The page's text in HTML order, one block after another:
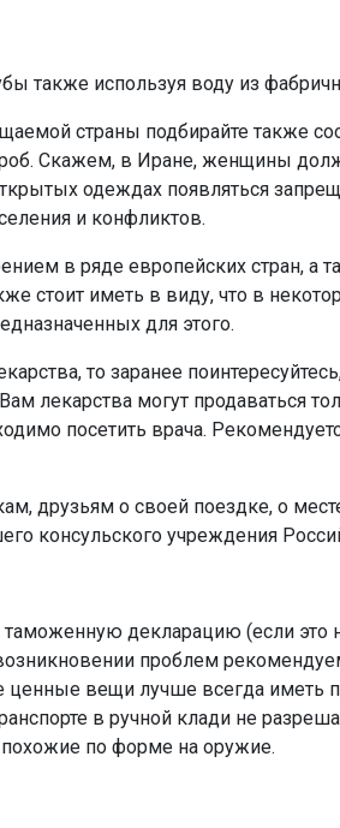
также используя воду из
страны подбирайте также
Скажем, в Иране, женщины
одеждах появляться
и конфликтов.
в ряде европейских стран,
стоит иметь в виду, что в
для этого.
то заранее
лекарства могут продаваться
посетить врача.
друзьям о своей поездке, о
консульского учреждения
таможенную декларацию (если
проблем
ценные вещи лучше всегда иметь
в ручной клади не
по форме на оружие.